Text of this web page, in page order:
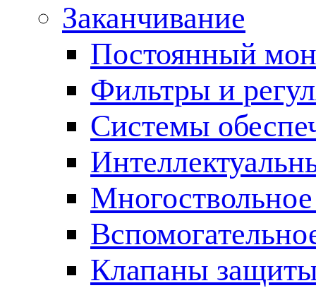
Заканчивание
Постоянный
Фильтры и
Cистемы
Клапаны